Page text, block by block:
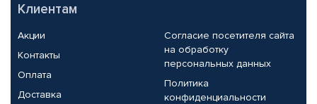
Клиентам
Акции
Контакты
Оплата
Доставка
Согласие посетителя сайта
на обработку
персональных данных
Политика
конфиденциальности